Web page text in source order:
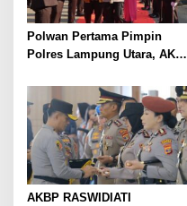
Polwan Pertama Pimpin
Polres Lampung Utara, AKBP
Pedang Pora
AKBP RASWIDIATI